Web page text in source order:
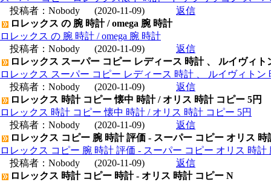
投稿者： Nobody (2020-11-09)
返信
ロレックス の 腕 時計 / omega 腕 時計
ロレックス の 腕 時計 / omega 腕 時計
投稿者： Nobody (2020-11-09)
返信
ロレックス スーパー コピー レディース 時計 、 ルイヴィ
ロレックス スーパー コピー レディース 時計 、 ルイヴィト
投稿者： Nobody (2020-11-09)
返信
ロレックス 時計 コピー 懐中 時計 / オリス 時計 コピー 5円
ロレックス 時計 コピー 懐中 時計 / オリス 時計 コピー 5円
投稿者： Nobody (2020-11-09)
返信
ロレックス コピー 腕 時計 評価 - スーパー コピー オリス 時
ロレックス コピー 腕 時計 評価 - スーパー コピー オリス 時計
投稿者： Nobody (2020-11-09)
返信
ロレックス 時計 コピー 時計 - オリス 時計 コピー N